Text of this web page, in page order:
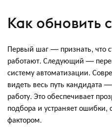
Как обновить
Первый шаг — признать, что
работают. Следующий —
систему автоматизации.
видеть весь путь кандидата
работу. Это обеспечивает
подбора и устраняет ошибки,
фактором.